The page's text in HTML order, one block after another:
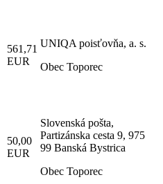
561,71
EUR
UNIQA poisťovňa, a. s.
Obec Toporec
50,00
EUR
Slovenská pošta,
Partizánska cesta 9, 975
99 Banská Bystrica
Obec Toporec